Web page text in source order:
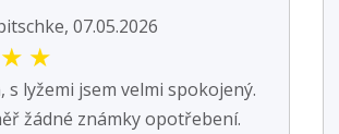
07.05.2026
★ ★
s lyžemi jsem velmi spokojený.
žádné známky opotřebení.